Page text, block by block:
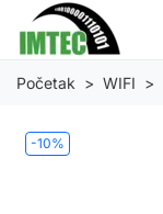
Početak WIFI
-10%